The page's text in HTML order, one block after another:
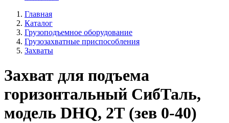
Главная
Каталог
Грузоподъемное оборудование
Грузозахватные приспособления
Захваты
Захват для подъема
горизонтальный СибТаль,
модель DHQ, 2Т (зев 0-40)